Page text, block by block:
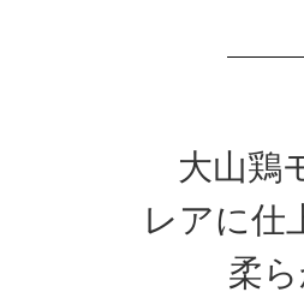
大山鶏
レアに仕
柔